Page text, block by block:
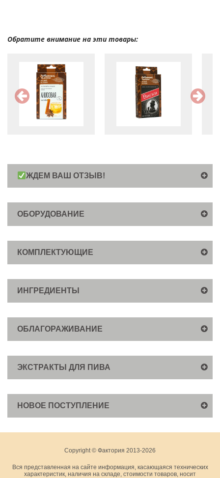
Обратите внимание на эти товары:
ЖДЕМ ВАШ ОТЗЫВ!
ОБОРУДОВАНИЕ
КОМПЛЕКТУЮЩИЕ
ИНГРЕДИЕНТЫ
ОБЛАГОРАЖИВАНИЕ
ЭКСТРАКТЫ ДЛЯ ПИВА
НОВОЕ ПОСТУПЛЕНИЕ
Copyright © Фактория 2013-2026
Вся представленная на сайте информация, касающаяся технических
характеристик, наличия на складе, стоимости товаров, носит